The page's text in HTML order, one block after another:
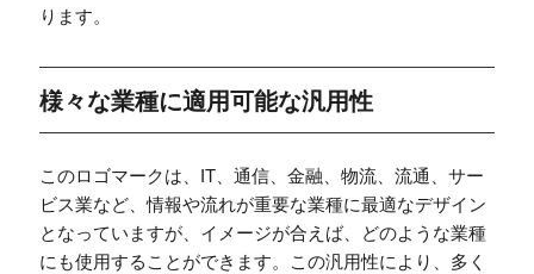
ります。
様々な業種に適用可能な汎用性
このロゴマークは、IT、通信、金融、物流、流通、サー
ビス業など、情報や流れが重要な業種に最適なデザイン
となっていますが、イメージが合えば、どのような業種
にも使用することができます。この汎用性により、多く